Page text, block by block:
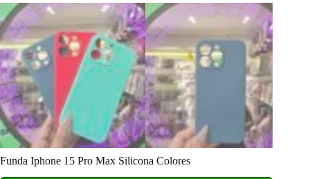
Funda Iphone 15 Pro Max Silicona Colores